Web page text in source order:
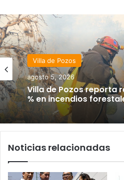
Villa de Pozos
agosto 5, 2026
Villa de Pozos reporta
% en incendios
Noticias relacionadas